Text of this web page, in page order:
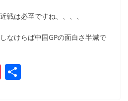
戦は必至ですね、、、、
なけらば中国GPの面白さ半減で
P